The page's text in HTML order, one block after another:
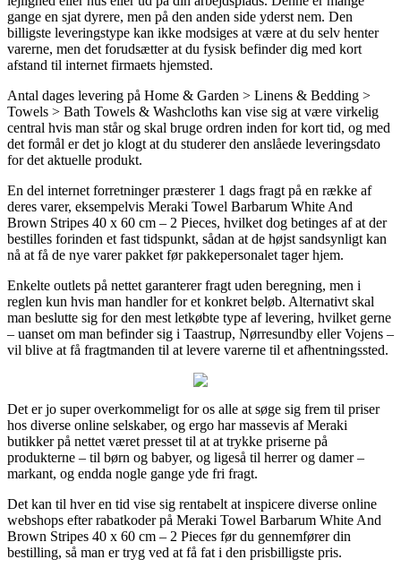
gange en sjat dyrere, men på den anden side yderst nem. Den
billigste leveringstype kan ikke modsiges at være at du selv henter
varerne, men det forudsætter at du fysisk befinder dig med kort
afstand til internet firmaets hjemsted.
Antal dages levering på Home & Garden > Linens & Bedding >
Towels > Bath Towels & Washcloths kan vise sig at være virkelig
central hvis man står og skal bruge ordren inden for kort tid, og med
det formål er det jo klogt at du studerer den anslåede leveringsdato
for det aktuelle produkt.
En del internet forretninger præsterer 1 dags fragt på en række af
deres varer, eksempelvis Meraki Towel Barbarum White And
Brown Stripes 40 x 60 cm – 2 Pieces, hvilket dog betinges af at der
bestilles forinden et fast tidspunkt, sådan at de højst sandsynligt kan
nå at få de nye varer pakket før pakkepersonalet tager hjem.
Enkelte outlets på nettet garanterer fragt uden beregning, men i
reglen kun hvis man handler for et konkret beløb. Alternativt skal
man beslutte sig for den mest letkøbte type af levering, hvilket gerne
– uanset om man befinder sig i Taastrup, Nørresundby eller Vojens –
vil blive at få fragtmanden til at levere varerne til et afhentningssted.
Det er jo super overkommeligt for os alle at søge sig frem til priser
hos diverse online selskaber, og ergo har massevis af Meraki
butikker på nettet været presset til at at trykke priserne på
produkterne – til børn og babyer, og ligeså til herrer og damer –
markant, og endda nogle gange yde fri fragt.
Det kan til hver en tid vise sig rentabelt at inspicere diverse online
webshops efter rabatkoder på Meraki Towel Barbarum White And
Brown Stripes 40 x 60 cm – 2 Pieces før du gennemfører din
bestilling, så man er tryg ved at få fat i den prisbilligste pris.